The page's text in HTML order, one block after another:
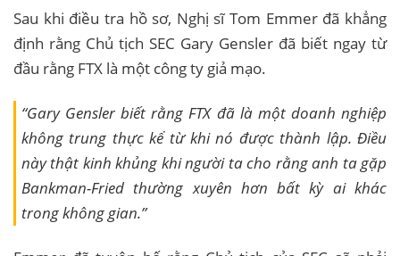
Sau khi điều tra hồ sơ, Nghị sĩ Tom Emmer đã khẳng
định rằng Chủ tịch SEC Gary Gensler đã biết ngay từ
đầu rằng FTX là một công ty giả mạo.
“Gary Gensler biết rằng FTX đã là một doanh nghiệp
không trung thực kể từ khi nó được thành lập. Điều
này thật kinh khủng khi người ta cho rằng anh ta gặp
Bankman-Fried thường xuyên hơn bất kỳ ai khác
trong không gian.”